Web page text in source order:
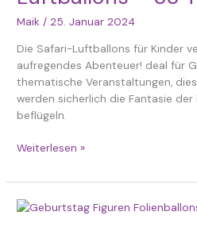
Maik/25. Januar 2024
Die Safari-Luftballons für Kinder
aufregendes Abenteuer! deal für
thematische Veranstaltungen,
werden sicherlich die Fantasie
beflügeln.
33
Teilig
Weiterlesen »
Die